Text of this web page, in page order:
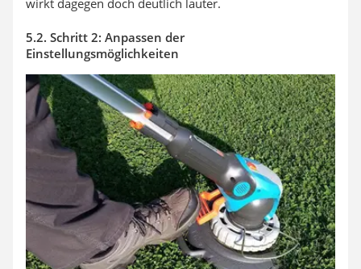
5.2. Schritt 2: Anpassen der
Einstellungsmöglichkeiten